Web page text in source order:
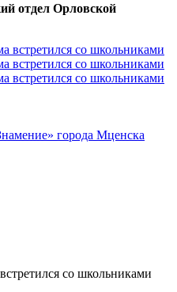
отдел Орловской
города Мценска
со школьниками